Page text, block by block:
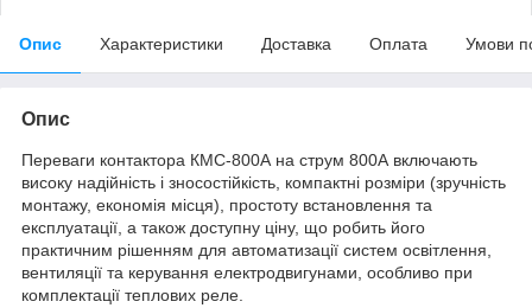
Опис Характеристики Доставка Оплата Умови
Опис
Переваги контактора КМС-800А на струм 800А включають
високу надійність і зносостійкість, компактні розміри (зручність
монтажу, економія місця), простоту встановлення та
експлуатації, а також доступну ціну, що робить його
практичним рішенням для автоматизації систем освітлення,
вентиляції та керування електродвигунами, особливо при
комплектації теплових реле.